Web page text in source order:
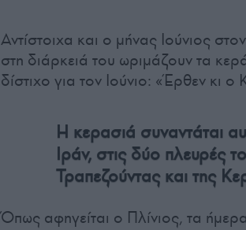
Αντίστοιχα και ο μήνας Ιούνιος
στη διάρκειά του ωριμάζουν τα
δίστιχο για τον Ιούνιο: «Έρθεν κι
Η κερασιά συναντάται
Ιράν, στις δύο πλευρές
Τραπεζούντας και της
Όπως αφηγείται ο Πλίνιος, τα